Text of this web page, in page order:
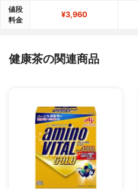
値段
料金
¥3,960
健康茶の関連商品